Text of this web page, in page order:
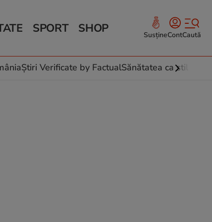
SPORT SHOP SusțineContCaută
Știri Verificate by FactualSănătatea ca stil de